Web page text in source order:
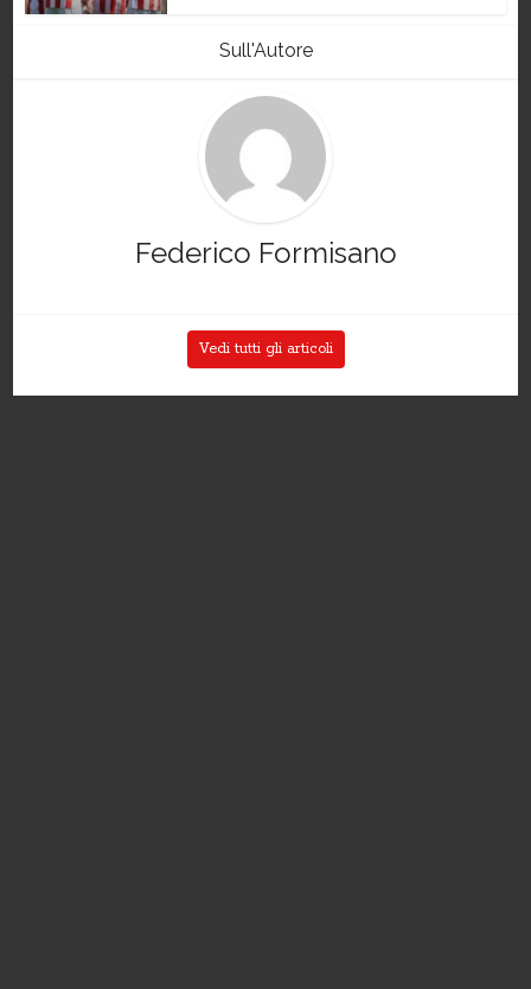
Sull'Autore
Federico Formisano
Vedi tutti gli articoli